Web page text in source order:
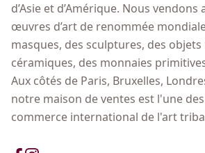
d’Asie et d’Amérique. Nous vendons
œuvres d’art de renommée
masques, des sculptures, des
céramiques, des monnaies
Aux côtés de Paris, Bruxelles,
notre maison de ventes est l'une
commerce international de l'art